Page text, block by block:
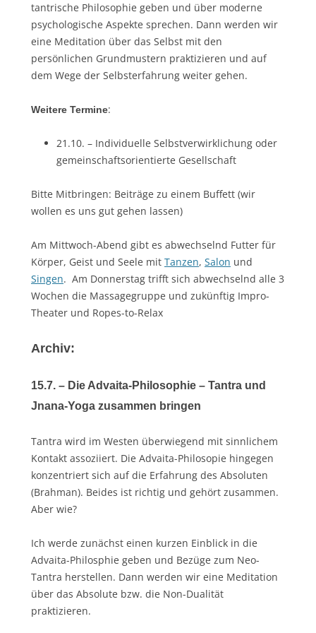
tantrische Philosophie geben und über moderne
psychologische Aspekte sprechen. Dann werden wir
eine Meditation über das Selbst mit den
persönlichen Grundmustern praktizieren und auf
dem Wege der Selbsterfahrung weiter gehen.
Weitere Termine:
21.10. – Individuelle Selbstverwirklichung oder
gemeinschaftsorientierte Gesellschaft
Bitte Mitbringen: Beiträge zu einem Buffett (wir
wollen es uns gut gehen lassen)
Am Mittwoch-Abend gibt es abwechselnd Futter für
Körper, Geist und Seele mit Tanzen, Salon und
Singen. Am Donnerstag trifft sich abwechselnd alle 3
Wochen die Massagegruppe und zukünftig Impro-
Theater und Ropes-to-Relax
Archiv:
15.7. – Die Advaita-Philosophie – Tantra und
Jnana-Yoga zusammen bringen
Tantra wird im Westen überwiegend mit sinnlichem
Kontakt assoziiert. Die Advaita-Philosopie hingegen
konzentriert sich auf die Erfahrung des Absoluten
(Brahman). Beides ist richtig und gehört zusammen.
Aber wie?
Ich werde zunächst einen kurzen Einblick in die
Advaita-Philosphie geben und Bezüge zum Neo-
Tantra herstellen. Dann werden wir eine Meditation
über das Absolute bzw. die Non-Dualität
praktizieren.